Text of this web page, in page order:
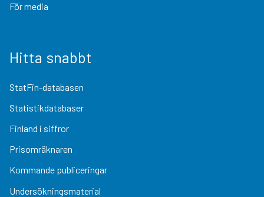
För media
Hitta snabbt
StatFin-databasen
Statistikdatabaser
Finland i siffror
Prisomräknaren
Kommande publiceringar
Undersökningsmaterial